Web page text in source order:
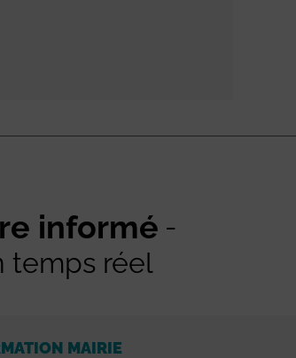
informé
temps réel
MAIRIE